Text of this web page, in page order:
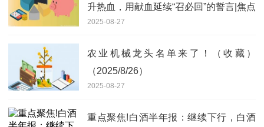
升热血，用献血延续“召必回”的誓言|焦点
热闻
2025-08-27
农业机械龙头名单来了！（收藏）
（2025/8/26）
2025-08-27
重点聚焦!白酒半年报：继续下行，白酒